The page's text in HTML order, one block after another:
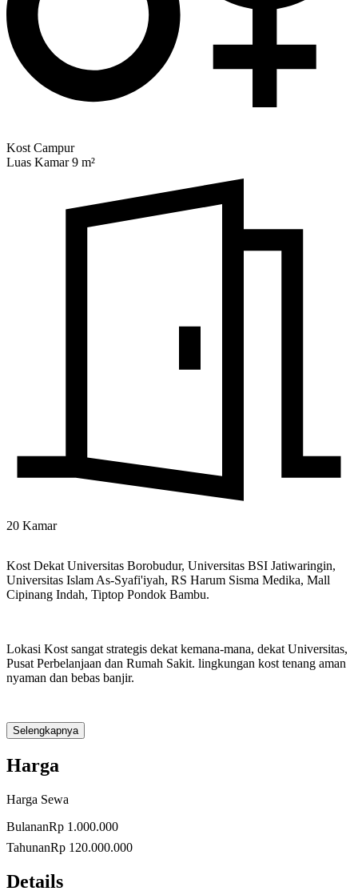
Kost Campur
Luas Kamar 9 m²
20 Kamar
Kost Dekat Universitas Borobudur, Universitas BSI Jatiwaringin,
Universitas Islam As-Syafi'iyah, RS Harum Sisma Medika, Mall
Cipinang Indah, Tiptop Pondok Bambu.
Lokasi Kost sangat strategis dekat kemana-mana, dekat Universitas,
Pusat Perbelanjaan dan Rumah Sakit. lingkungan kost tenang aman
nyaman dan bebas banjir.
Jika berminat silahkan hubungi pemilik Kost Telp/WA:
Harga Kost:
- Harga Kost Non AC: Rp.1.000.000 /Bulan
- Harga Kost Dengan AC: Rp.1.300.000 /Bulan
Selengkapnya
Harga
Harga Sewa
BulananRp 1.000.000
TahunanRp 120.000.000
Details